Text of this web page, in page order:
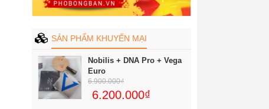
SẢN PHẨM KHUYẾN MẠI
Nobilis + DNA Pro + Vega
Euro
6.900.000₫
6.200.000₫